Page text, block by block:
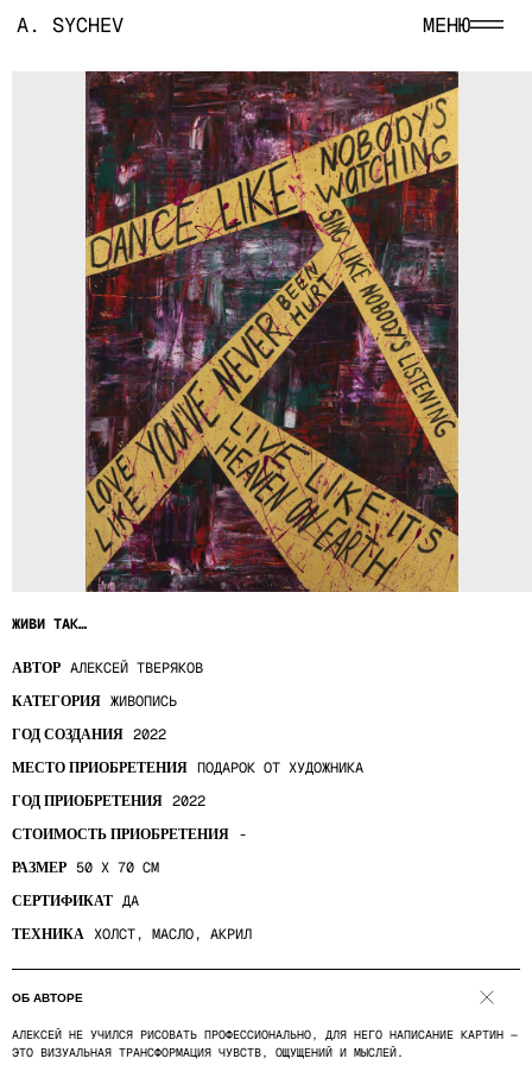
A. SYCHEV
ЖИВИ ТАК…
АВТОР АЛЕКСЕЙ ТВЕРЯКОВ
КАТЕГОРИЯ ЖИВОПИСЬ
ГОД СОЗДАНИЯ 2022
МЕСТО ПРИОБРЕТЕНИЯ ПОДАРОК ОТ ХУДОЖНИКА
ГОД ПРИОБРЕТЕНИЯ 2022
СТОИМОСТЬ ПРИОБРЕТЕНИЯ -
РАЗМЕР 50 X 70 СМ
СЕРТИФИКАТ ДА
ТЕХНИКА ХОЛСТ, МАСЛО, АКРИЛ
ОБ АВТОРЕ
АЛЕКСЕЙ НЕ УЧИЛСЯ РИСОВАТЬ ПРОФЕССИОНАЛЬНО, ДЛЯ НЕГО НАПИСАНИЕ КАРТИН —
ЭТО ВИЗУАЛЬНАЯ ТРАНСФОРМАЦИЯ ЧУВСТВ, ОЩУЩЕНИЙ И МЫСЛЕЙ.
*ИНСТА-БЛОГ:
КОНТАКТЫ
СВЯЗАТЬСЯ
КОЛЛЕКЦИЯ
@SYCHEVALEX
*Instagram принадлежит компании Meta Platforms
Inc., признанной экстремистской организацией